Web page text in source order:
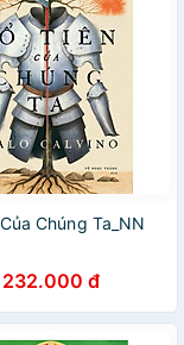
Chúng Ta_NN
232.000 đ